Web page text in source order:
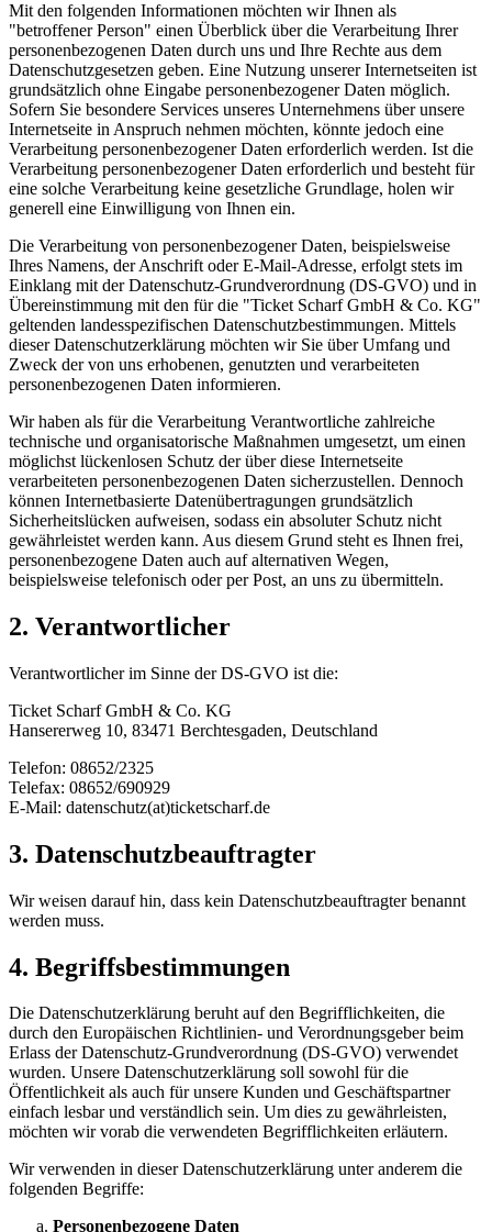
Mit den folgenden Informationen möchten wir Ihnen als
"betroffener Person" einen Überblick über die Verarbeitung Ihrer
personenbezogenen Daten durch uns und Ihre Rechte aus dem
Datenschutzgesetzen geben. Eine Nutzung unserer Internetseiten ist
grundsätzlich ohne Eingabe personenbezogener Daten möglich.
Sofern Sie besondere Services unseres Unternehmens über unsere
Internetseite in Anspruch nehmen möchten, könnte jedoch eine
Verarbeitung personenbezogener Daten erforderlich werden. Ist die
Verarbeitung personenbezogener Daten erforderlich und besteht für
eine solche Verarbeitung keine gesetzliche Grundlage, holen wir
generell eine Einwilligung von Ihnen ein.
Die Verarbeitung von personenbezogener Daten, beispielsweise
Ihres Namens, der Anschrift oder E-Mail-Adresse, erfolgt stets im
Einklang mit der Datenschutz-Grundverordnung (DS-GVO) und in
Übereinstimmung mit den für die "Ticket Scharf GmbH & Co. KG"
geltenden landesspezifischen Datenschutzbestimmungen. Mittels
dieser Datenschutzerklärung möchten wir Sie über Umfang und
Zweck der von uns erhobenen, genutzten und verarbeiteten
personenbezogenen Daten informieren.
Wir haben als für die Verarbeitung Verantwortliche zahlreiche
technische und organisatorische Maßnahmen umgesetzt, um einen
möglichst lückenlosen Schutz der über diese Internetseite
verarbeiteten personenbezogenen Daten sicherzustellen. Dennoch
können Internetbasierte Datenübertragungen grundsätzlich
Sicherheitslücken aufweisen, sodass ein absoluter Schutz nicht
gewährleistet werden kann. Aus diesem Grund steht es Ihnen frei,
personenbezogene Daten auch auf alternativen Wegen,
beispielsweise telefonisch oder per Post, an uns zu übermitteln.
2. Verantwortlicher
Verantwortlicher im Sinne der DS-GVO ist die:
Ticket Scharf GmbH & Co. KG
Hansererweg 10, 83471 Berchtesgaden, Deutschland
Telefon: 08652/2325
Telefax: 08652/690929
E-Mail: datenschutz(at)ticketscharf.de
3. Datenschutzbeauftragter
Wir weisen darauf hin, dass kein Datenschutzbeauftragter benannt
werden muss.
4. Begriffsbestimmungen
Die Datenschutzerklärung beruht auf den Begrifflichkeiten, die
durch den Europäischen Richtlinien- und Verordnungsgeber beim
Erlass der Datenschutz-Grundverordnung (DS-GVO) verwendet
wurden. Unsere Datenschutzerklärung soll sowohl für die
Öffentlichkeit als auch für unsere Kunden und Geschäftspartner
einfach lesbar und verständlich sein. Um dies zu gewährleisten,
möchten wir vorab die verwendeten Begrifflichkeiten erläutern.
Wir verwenden in dieser Datenschutzerklärung unter anderem die
folgenden Begriffe:
Personenbezogene Daten